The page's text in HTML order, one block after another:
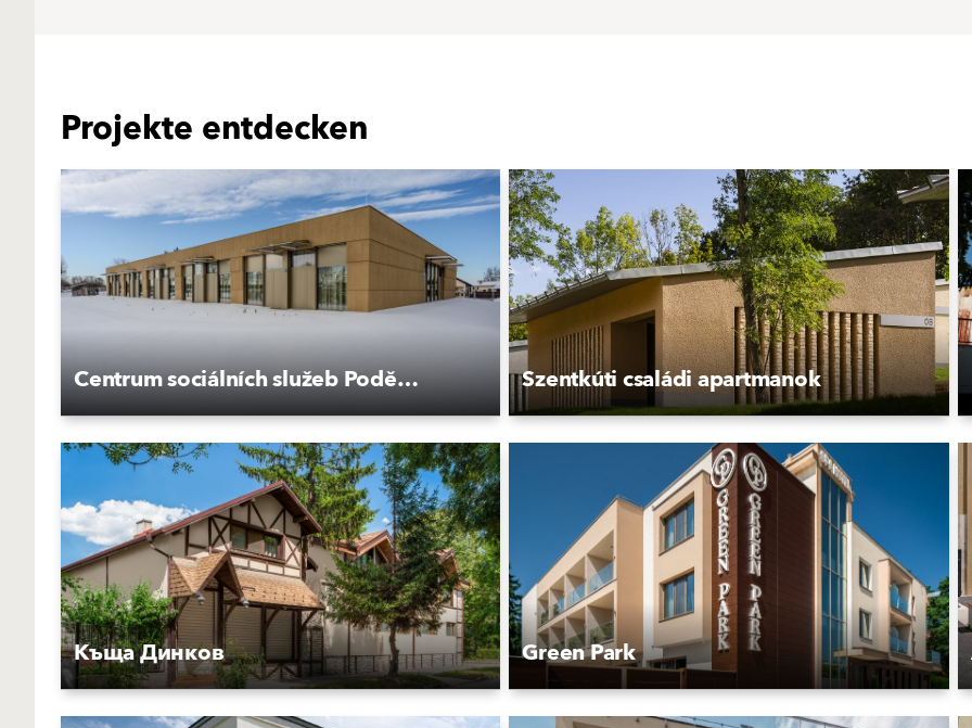
Projekte entdecken
Centrum sociálních služeb Poděbrady, Kluk Szentkúti családi apartmanok
Къща Динков Green Park